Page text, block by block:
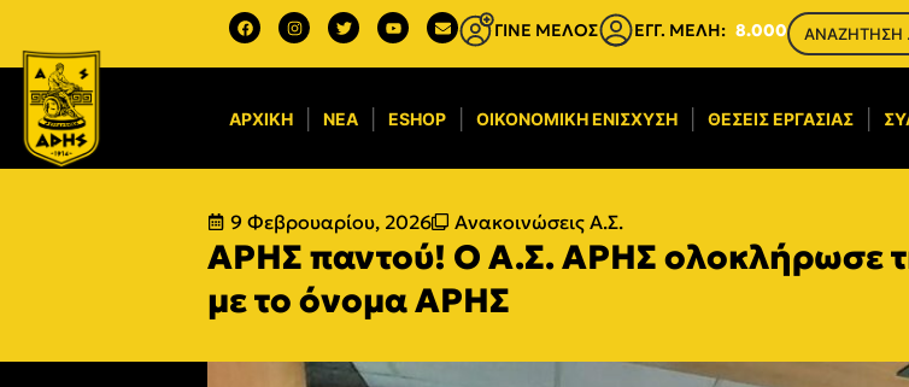
ΓΙΝΕ ΜΕΛΟΣ ΕΓΓ. ΜΕΛΗ: 8.000
ΑΡΧΙΚΉ ΝΈΑ ESHOP ΟΙΚΟΝΟΜΙΚΉ ΕΝΊΣΧΥΣΗ​ ΘΈΣΕΙΣ ΕΡΓΑΣΊΑΣ
9 Φεβρουαρίου, 2026 Ανακοινώσεις Α.Σ.
ΑΡΗΣ παντού! Ο Α.Σ. ΑΡΗΣ ολοκλήρωσε
με το όνομα ΑΡΗΣ